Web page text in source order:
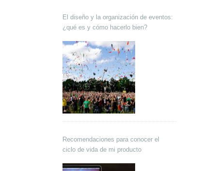
El diseño y la organización de eventos:
¿qué es y cómo hacerlo bien?
Recomendaciones para conocer el
ciclo de vida de mi producto